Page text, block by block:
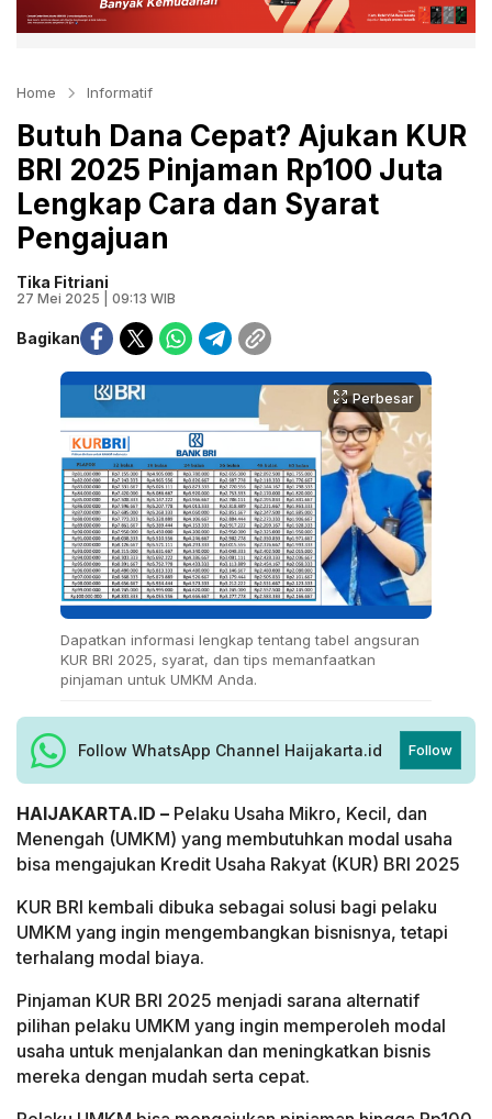
Home Informatif
Butuh Dana Cepat? Ajukan KUR
BRI 2025 Pinjaman Rp100 Juta
Lengkap Cara dan Syarat
Pengajuan
Tika Fitriani
27 Mei 2025 | 09:13 WIB
Bagikan
Perbesar
Dapatkan informasi lengkap tentang tabel angsuran
KUR BRI 2025, syarat, dan tips memanfaatkan
pinjaman untuk UMKM Anda.
Follow WhatsApp Channel Haijakarta.id Follow
HAIJAKARTA.ID – Pelaku Usaha Mikro, Kecil, dan
Menengah (UMKM) yang membutuhkan modal usaha
bisa mengajukan Kredit Usaha Rakyat (KUR) BRI 2025
KUR BRI kembali dibuka sebagai solusi bagi pelaku
UMKM yang ingin mengembangkan bisnisnya, tetapi
terhalang modal biaya.
Pinjaman KUR BRI 2025 menjadi sarana alternatif
pilihan pelaku UMKM yang ingin memperoleh modal
usaha untuk menjalankan dan meningkatkan bisnis
mereka dengan mudah serta cepat.